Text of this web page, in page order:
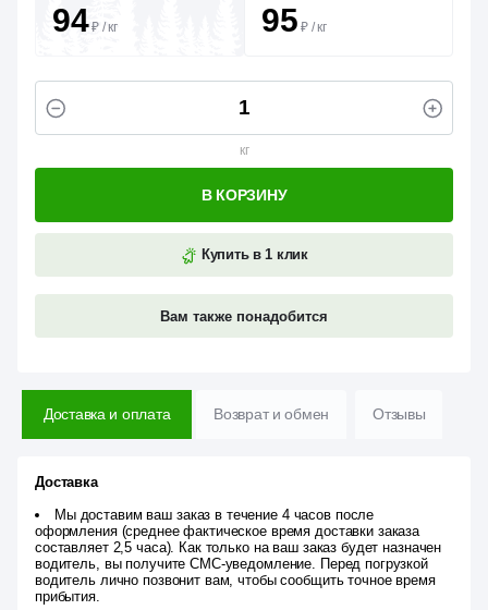
94₽ /кг 95 ₽ /кг
кг
Купить в 1 клик
Вам также понадобится
В КОРЗИНУ
Доставка и оплата Возврат и обмен Отзывы
Доставка
Мы доставим ваш заказ в течение 4 часов после
оформления (среднее фактическое время доставки заказа
составляет 2,5 часа). Как только на ваш заказ будет назначен
водитель, вы получите СМС-уведомление. Перед погрузкой
водитель лично позвонит вам, чтобы сообщить точное время
прибытия.